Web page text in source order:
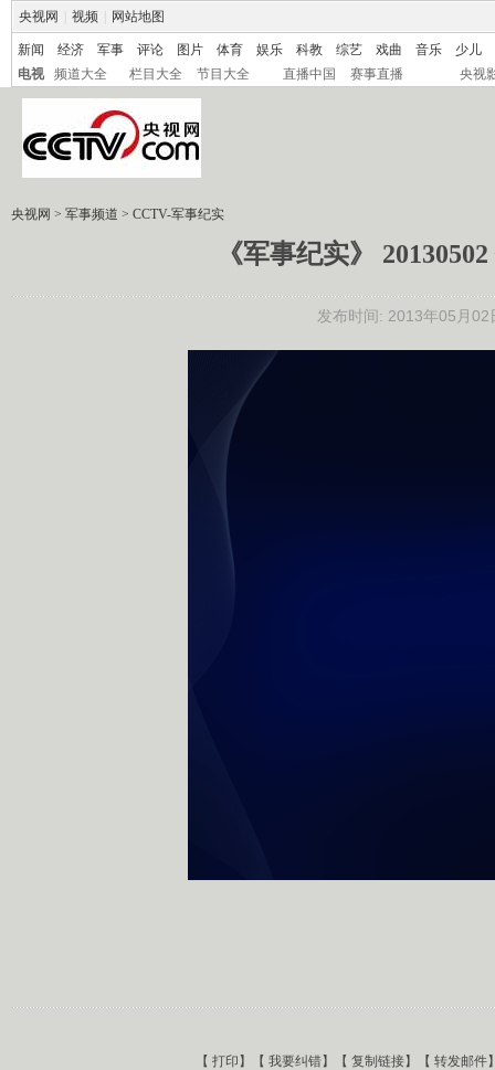
央视网 视频 网站地图
新闻 经济 军事 评论 图片 体育 娱乐 科教 综艺 戏曲 音乐
少儿
电视
频道大全 栏目大全 节目大全 直播中国 赛事直播 央视
央视网 > 军事频道 > CCTV-军事纪实
《军事纪实》
发布时间: 2013年05月
【 打印 】【 我要纠错】【 复制链接】【 转发邮件